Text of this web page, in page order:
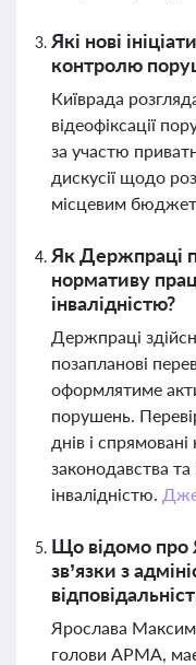
Які нові
контролю
Київрада
відеофіксації
за участю
дискусії щодо
місцевим
Як Держпраці
нормативу
інвалідністю?
Держпраці
позапланові
оформлятиме
порушень.
днів і
законодавства та
інвалідністю.
Що відомо про
зв’язки з
Ярослава
голови АРМА, має